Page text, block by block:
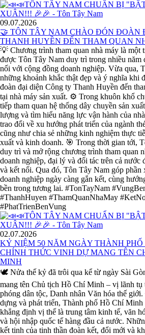
09.07.2026
🤝 TÔN TÂY NAM CHÀO ĐÓN ĐOÀN
THANH HUYỀN ĐẾN THAM QUAN
💡 Chương trình tham quan nhà máy là một
được Tôn Tây Nam duy trì trong nhiều năm
nối với cộng đồng doanh nghiệp. Vừa qua,
những khoảnh khắc thật đẹp và ý nghĩa khi
đoàn đại diện Công ty Thanh Huyền đến
tại nhà máy sản xuất. ⚙️ Trong khuôn khổ
tiếp tham quan hệ thống dây chuyền sản
lượng và tìm hiểu năng lực vận hành của
trao đổi về xu hướng phát triển của ngành
cũng như chia sẻ những kinh nghiệm thực
xuất và kinh doanh. 🎯 Trong thời gian tới,
duy trì và mở rộng chương trình tham quan
doanh nghiệp, đại lý và đối tác trên cả nước
và kết nối. Qua đó, Tôn Tây Nam góp phần
doanh nghiệp ngày càng gắn kết, cùng
bền trong tương lai. #TonTayNam
#ThanhHuyen #ThamQuanNhaMay
#PhatTrienBenVung
02.07.2026
KỶ NIỆM 50 NĂM NGÀY THÀNH
CHÍNH THỨC VINH DỰ MANG TÊN
MINH
🕊️ Nửa thế kỷ đã trôi qua kể từ ngày Sài
mang tên Chủ tịch Hồ Chí Minh – vị lãnh tụ
phóng dân tộc, Danh nhân Văn hóa thế
dựng và phát triển, Thành phố Hồ Chí
khẳng định vị thế là trung tâm kinh tế, văn
và hội nhập quốc tế hàng đầu cả nước.
kết tinh của tinh thần đoàn kết, đổi mới và